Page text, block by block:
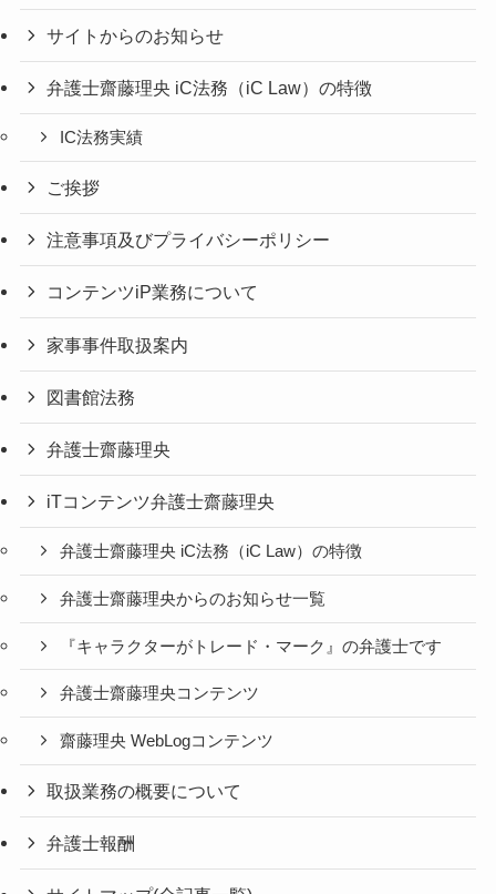
サイトからのお知らせ
弁護士齋藤理央 iC法務（iC Law）の特徴
IC法務実績
ご挨拶
注意事項及びプライバシーポリシー
コンテンツiP業務について
家事事件取扱案内
図書館法務
弁護士齋藤理央
iTコンテンツ弁護士齋藤理央
弁護士齋藤理央 iC法務（iC Law）の特徴
弁護士齋藤理央からのお知らせ一覧
『キャラクターがトレード・マーク』の弁護士です
弁護士齋藤理央コンテンツ
齋藤理央 WebLogコンテンツ
取扱業務の概要について
弁護士報酬